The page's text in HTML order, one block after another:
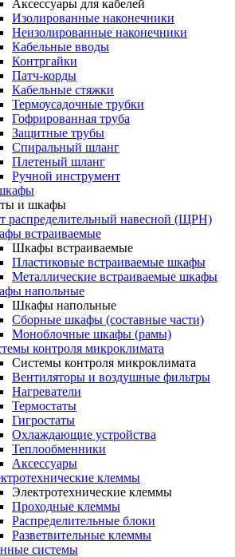
Аксессуары для кабелей
Изолированные наконечники
Неизолированные наконечники
Кабельные вводы
Контргайки
Патч-корды
Кабельные стяжки
Термоусадочные трубки
Гофрированная труба
Защитные трубы
Спиральный шланг
Плетеный шланг
Ручной инструмент
и шкафы
распределительный навесной (ЩРН)
встраиваемые
Шкафы встраиваемые
Пластиковые встраиваемые шкафы
Металлические встраиваемые шкафы
напольные
Шкафы напольные
Сборные шкафы (составные части)
Моноблочные шкафы (рамы)
контроля микроклимата
Системы контроля микроклимата
Вентиляторы и воздушные фильтры
Нагреватели
Термостаты
Гигростаты
Охлаждающие устройства
Теплообменники
Аксессуары
клеммы
Электротехнические клеммы
Проходные клеммы
Распределительные блоки
Разветвительные клеммы
системы